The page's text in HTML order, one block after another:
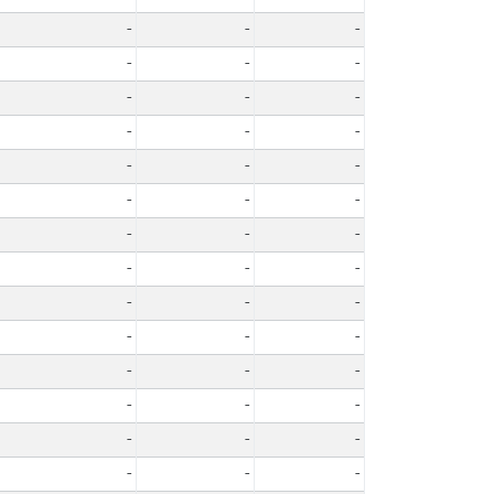
-
-
-
-
-
-
-
-
-
-
-
-
-
-
-
-
-
-
-
-
-
-
-
-
-
-
-
-
-
-
-
-
-
-
-
-
-
-
-
-
- -